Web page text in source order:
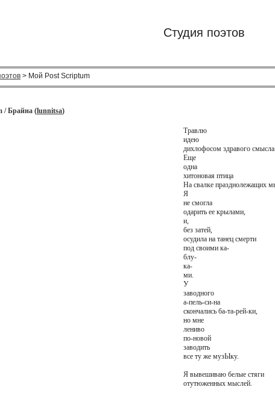
Студия поэтов
> Мой Post Scriptum
/ Брайна (lunnitsa)
Травлю
идею
дихлофосом здравого смысла.
Еще
одна
хитоновая птица
На свалке празднолежащих
Я
не смогла
одарить ее крылами,
и,
без затей,
осудила на танец смерти
под своими ка-
блу-
ка-
ми.
У
заводного
а-пель-си-на
скончались ба-та-рей-ки,
но мне
лениво
по-новой
заводить
все ту же музЫку.
Я вывешиваю белые стяги
отутюженных мыслей.